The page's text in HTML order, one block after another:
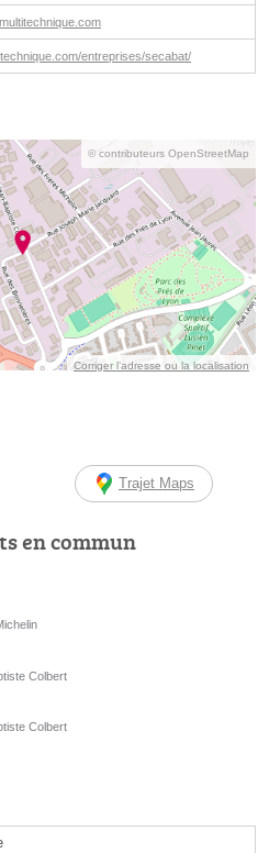
entreprises/secabat/
© contributeurs OpenStreetMap
Corriger l’adresse ou la localisation
Trajet Maps
en commun
Colbert
Colbert